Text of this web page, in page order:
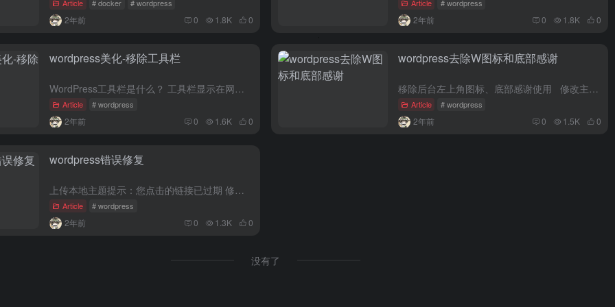
Article # docker # wordpress
2年前 0 1.8K 0
Article # wordpress
2年前 0 1.8K 0
wordpress美化-移除工具栏
WordPress工具栏是什么？ 工具栏显示在网站的最顶部，使用此管理栏，您可以创建新页面/帖子/媒体，编辑...
Article # wordpress
2年前 0 1.6K 0
wordpress去除W图标和底部感谢
移除后台左上角图标、底部感谢使用 修改主题目录functions.php添加如下代码 移除后台顶部左...
Article # wordpress
2年前 0 1.5K 0
wordpress错误修复
上传本地主题提示：您点击的链接已过期 修改网站根目录的.htaccess vim .htaccess 在最后添加如...
Article # wordpress
2年前 0 1.3K 0
没有了